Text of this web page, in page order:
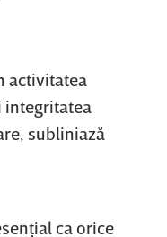
activitatea
integritatea
subliniază
ca orice